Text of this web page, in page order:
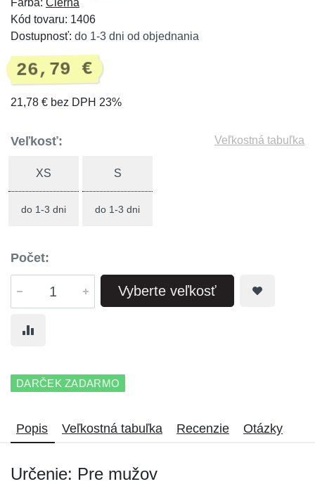
Farba: Čierna
Kód tovaru: 1406
Dostupnosť: do 1-3 dni od objednania
26,79 €
21,78 € bez DPH 23%
Veľkosť: Veľkostná tabuľka
XS
do 1-3 dni
S
do 1-3 dni
Počet:
Vyberte veľkosť
DARČEK ZADARMO
Popis Veľkostná tabuľka Recenzie Otázky
Určenie: Pre mužov